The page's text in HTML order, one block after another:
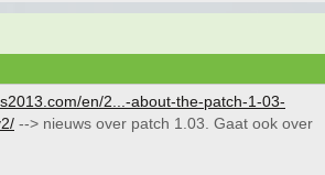
en/2...-about-the-patch-1-03-
--> nieuws over patch 1.03. Gaat ook over